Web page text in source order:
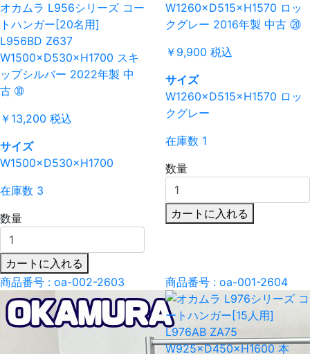
オカムラ L956シリーズ コー
トハンガー[20名用]
L956BD Z637
W1500×D530×H1700 スキ
ップシルバー 2022年製 中
古 ➉
￥13,200 税込
サイズ
W1500×D530×H1700
在庫数 3
数量
カートに入れる
W1260×D515×H1570 ロッ
クグレー 2016年製 中古 ⑳
￥9,900 税込
サイズ
W1260×D515×H1570 ロッ
クグレー
在庫数 1
数量
カートに入れる
商品番号 : oa-002-2603 商品番号 : oa-001-2604